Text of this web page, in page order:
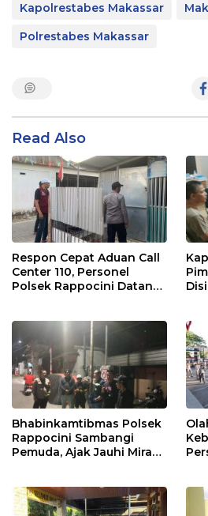
Kapolrestabes Makassar
Polrestabes Makassar
Read Also
Respon Cepat Aduan Call
Center 110, Personel
Polsek Rappocini Datangi
Bhabinkamtibmas Polsek
Rappocini Sambangi
Pemuda, Ajak Jauhi Miras,